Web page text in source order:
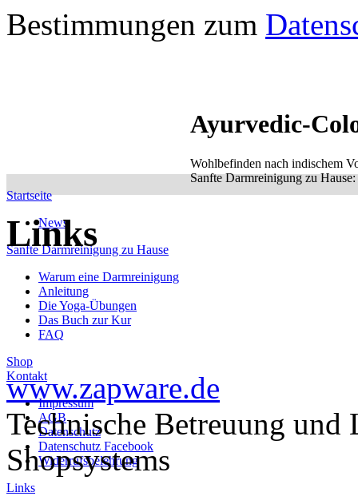
Bestimmungen zum
Ayurvedic-
Wohlbefinden nach indischem
Sanfte Darmreinigung zu
Startseite
News
Sanfte Darmreinigung zu Hause
Warum eine Darmreinigung
Anleitung
Die Yoga-Übungen
Das Buch zur Kur
FAQ
Shop
Kontakt
Impressum
AGB
Datenschutz
Datenschutz Facebook
Widerrufsbelehrung
Links
Links
www.zapware.de
Technische Betreuung und
Shopsystems